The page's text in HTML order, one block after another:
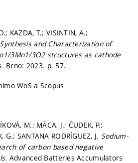
KAZDA, T.; VISINTIN, A.;
Synthesis and Characterization of
3Mn1/3O2 structures as cathode
Brno: 2023. p. 57.
WoS a Scopus
M.; MÁCA, J.; ČUDEK, P.;
G.; SANTANA RODRÍGUEZ, J. Sodium-
of carbon based negative
Advanced Batteries Accumulators